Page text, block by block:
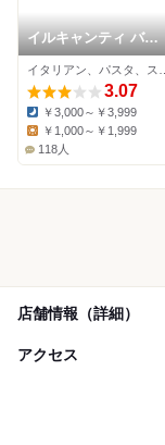
イルキャンティ バー
ゼ 入間店
3.07
Dinner:
￥3,000～￥3,999
￥1,000～￥1,999
118人
店舗情報（詳細）
アクセス